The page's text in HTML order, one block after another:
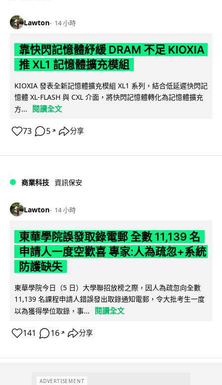
Lawton 14 小時
靠快閃記憶體紓緩 DRAM 不足 KIOXIA
推 XL1 記憶體擴充模組
KIOXIA 發表全新記憶體擴充模組 XL1 系列，結合低延遲快閃記
憶體 XL-FLASH 與 CXL 介面，將快閃記憶體轉化為記憶體擴充
方...
閱讀全文
73 5 ↗ 分享
商業科技 資訊保安
Lawton 14 小時
東華學院誤發取錄電郵 全數 11,139 名
申請人一度空歡喜 專家:人為疏忽+系統
防護缺失
東華學院今日（5 日）大學聯招放榜之際，因人為疏忽向全數
11,139 名課程申請人錯誤發出取錄通知電郵，令大批考生一度
以為獲得學位取錄，事...
閱讀全文
141 16 ↗ 分享
ADVERTISEMENT